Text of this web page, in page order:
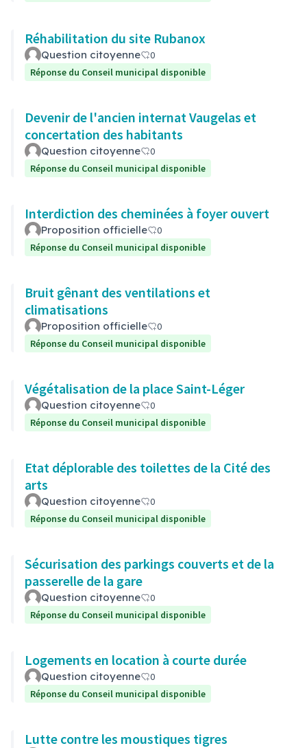
Réhabilitation du site Rubanox
Question citoyenne
0
Réponse du Conseil municipal disponible
Devenir de l'ancien internat Vaugelas et
concertation des habitants
Question citoyenne
0
Réponse du Conseil municipal disponible
Interdiction des cheminées à foyer ouvert
Proposition officielle
0
Réponse du Conseil municipal disponible
Bruit gênant des ventilations et
climatisations
Proposition officielle
0
Réponse du Conseil municipal disponible
Végétalisation de la place Saint-Léger
Question citoyenne
0
Réponse du Conseil municipal disponible
Etat déplorable des toilettes de la Cité des
arts
Question citoyenne
0
Réponse du Conseil municipal disponible
Sécurisation des parkings couverts et de la
passerelle de la gare
Question citoyenne
0
Réponse du Conseil municipal disponible
Logements en location à courte durée
Question citoyenne
0
Réponse du Conseil municipal disponible
Lutte contre les moustiques tigres